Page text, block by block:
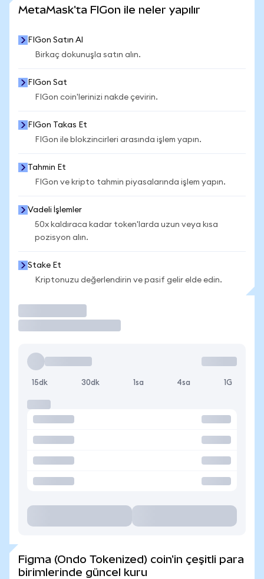
MetaMask'ta FIGon ile neler yapılır
FIGon Satın Al
Birkaç dokunuşla satın alın.
FIGon Sat
FIGon coin'lerinizi nakde çevirin.
FIGon Takas Et
FIGon ile blokzincirleri arasında işlem yapın.
Tahmin Et
FIGon ve kripto tahmin piyasalarında işlem yapın.
Vadeli İşlemler
50x kaldıraca kadar token'larda uzun veya kısa
pozisyon alın.
Stake Et
Kriptonuzu değerlendirin ve pasif gelir elde edin.
15dk 30dk 1sa 4sa 1G
Figma (Ondo Tokenized) coin'in çeşitli para
birimlerinde güncel kuru